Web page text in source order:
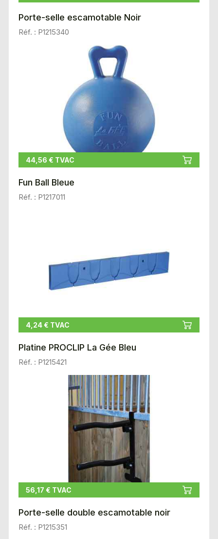
Porte-selle escamotable Noir
Réf. : P1215340
44,56 € TVAC
Fun Ball Bleue
Réf. : P1217011
4,24 € TVAC
Platine PROCLIP La Gée Bleu
Réf. : P1215421
56,17 € TVAC
Porte-selle double escamotable noir
Réf. : P1215351